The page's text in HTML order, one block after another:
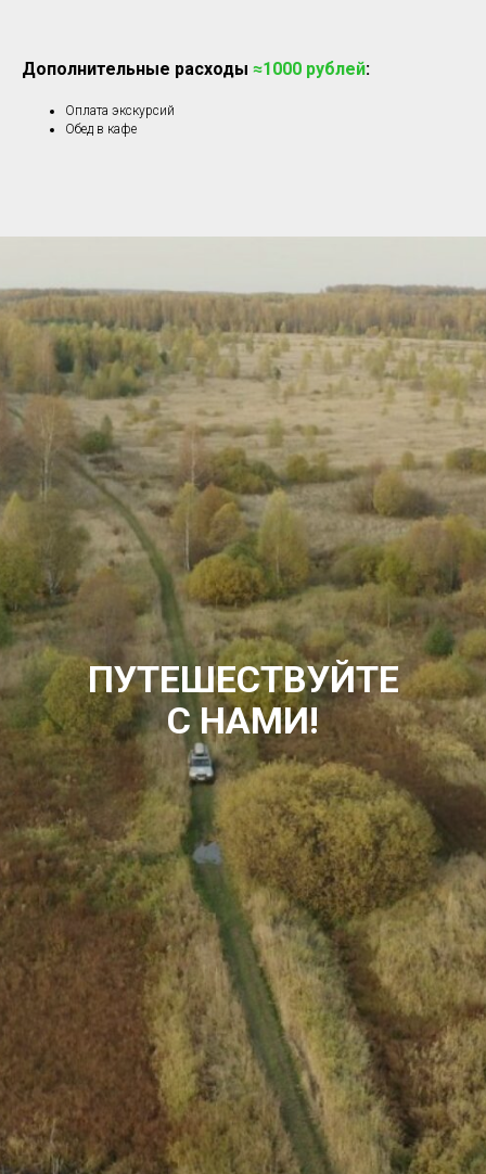
Дополнительные расходы ≈1000 рублей:
Оплата экскурсий
Обед в кафе
ПУТЕШЕСТВУЙТЕ
С НАМИ!